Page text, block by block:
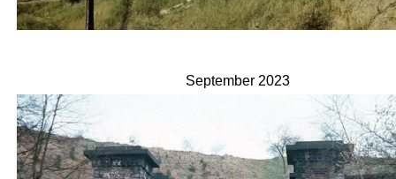
September 2023